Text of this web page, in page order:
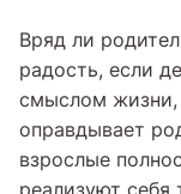
Вряд ли
радость, если
смыслом жизни,
оправдывает
взрослые